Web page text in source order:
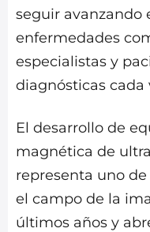
seguir avanzando
enfermedades
especialistas y
diagnósticas cada
El desarrollo de
magnética de
representa uno
el campo de la
últimos años y